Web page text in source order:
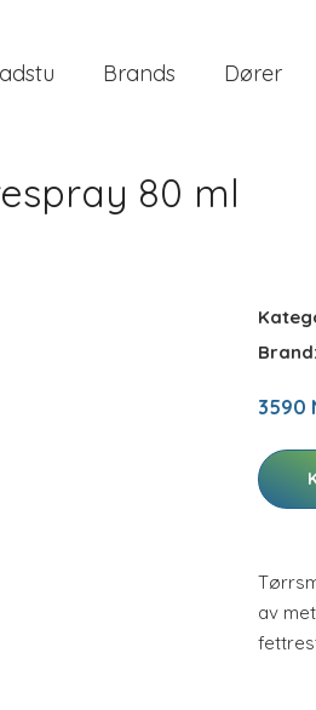
Brands Dører
80 ml
Brand:
3590
av